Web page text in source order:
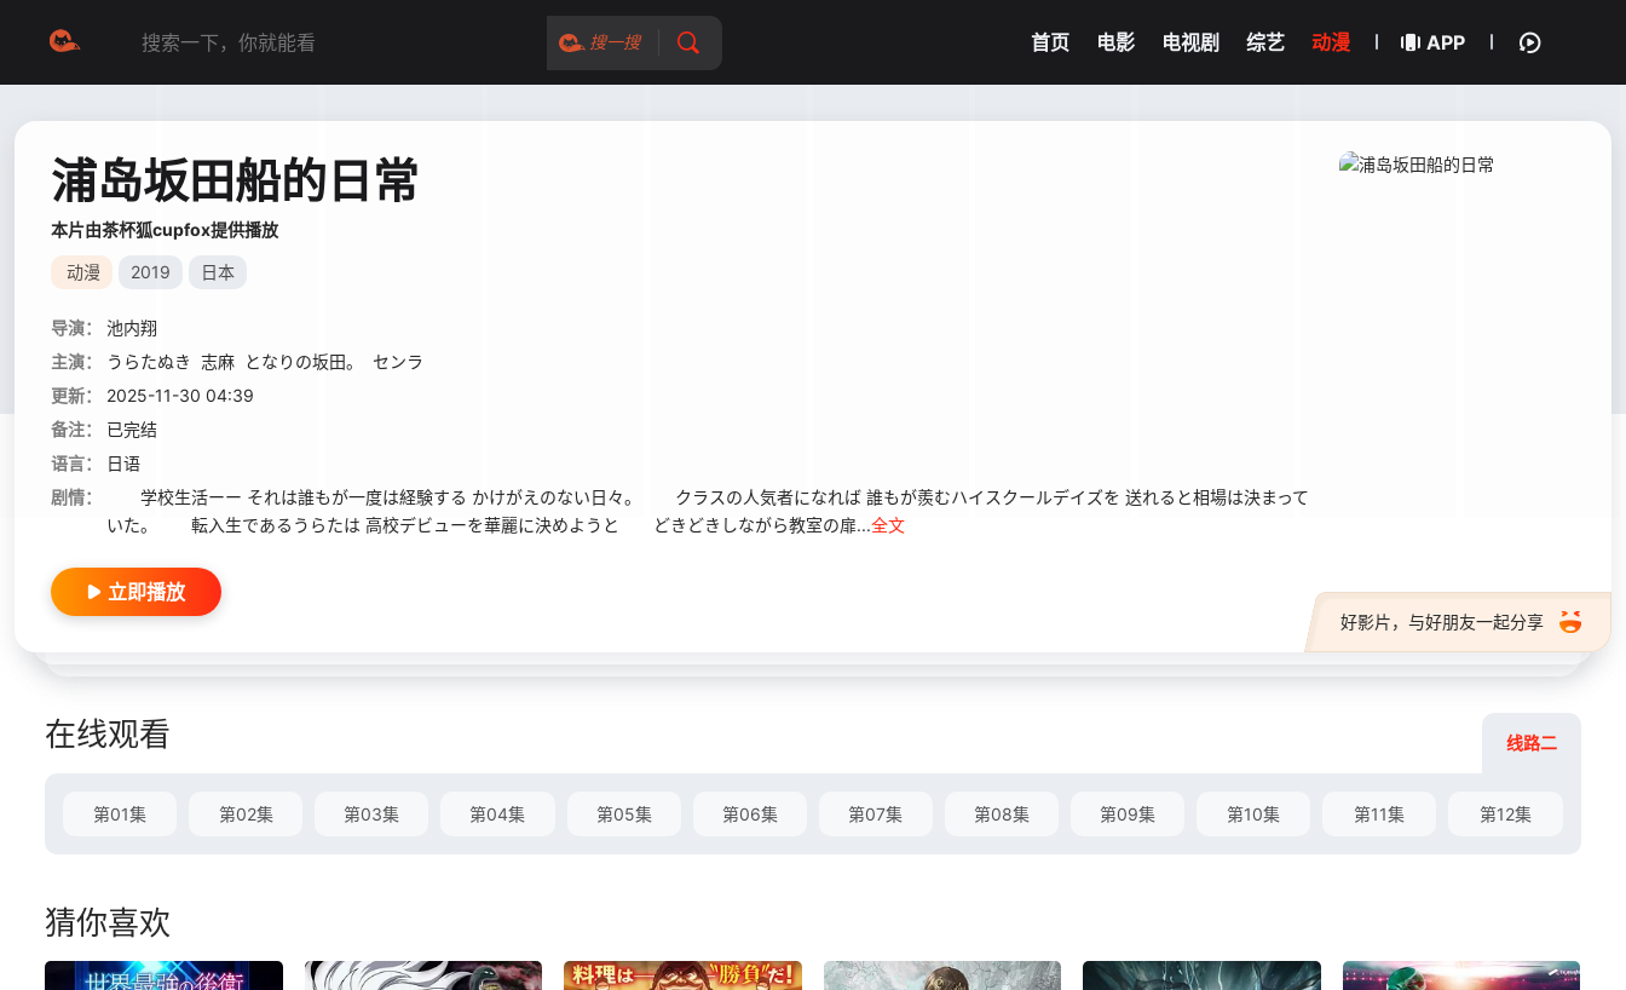
搜一搜 首页 电影 电视剧 综艺 动漫 APP
浦岛坂田船的日常
本片由茶杯狐cupfox提供播放
动漫 2019 日本
导演：
池内翔
主演：
うらたぬき 志麻 となりの坂田。
センラ
更新：
2025-11-30 04:39
备注：
已完结
语言：
日语
剧情：
学校生活ーー それは誰もが一度は経験する かけがえのない日々。 クラスの人気者になれば 誰もが羨むハイスクールデイズを 送れると相場は決まって
いた。 転入生であるうらたは 高校デビューを華麗に決めようと どきどきしながら教室の扉...全文
好影片，与好朋友一起分享
立即播放
在线观看 线路二
第01集 第02集 第03集 第04集 第05集 第06集 第07集 第08集 第09集 第10集 第11集 第12集
猜你喜欢